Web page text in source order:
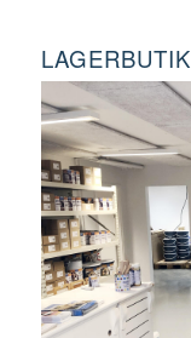
LAGERBUTIK